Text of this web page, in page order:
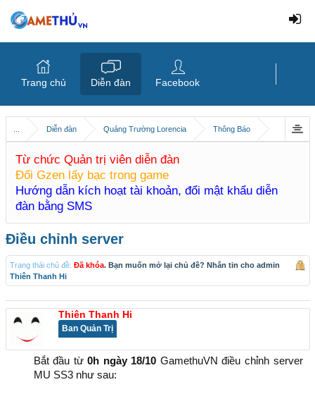
Diễn đàn Quảng Trường Lorencia Thông Báo
Từ chức Quản trị viên diễn đàn
Đổi Gzen lấy bạc trong game
Hướng dẫn kích hoạt tài khoản, đổi mật khẩu diễn
đàn bằng SMS
Điều chỉnh server
Trạng thái chủ đề: Đã khóa. Bạn muốn mở lại chủ đề? Nhắn tin cho admin
Thiên Thanh Hi
Thiên Thanh Hi
Ban Quản Trị
Bắt đầu từ0h ngày 18/10 GamethuVN điều chỉnh server
MU SS3 như sau:​
Trang chủ Diễn đàn Facebook